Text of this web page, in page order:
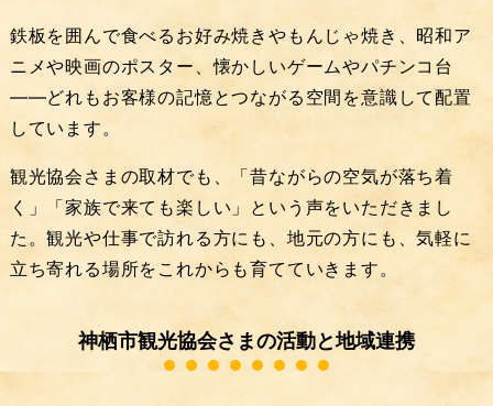
鉄板を囲んで食べるお好み焼きやもんじゃ焼き、昭和ア
ニメや映画のポスター、懐かしいゲームやパチンコ台
――どれもお客様の記憶とつながる空間を意識して配置
しています。
観光協会さまの取材でも、「昔ながらの空気が落ち着
く」「家族で来ても楽しい」という声をいただきまし
た。観光や仕事で訪れる方にも、地元の方にも、気軽に
立ち寄れる場所をこれからも育てていきます。
神栖市観光協会さまの活動と地域連携